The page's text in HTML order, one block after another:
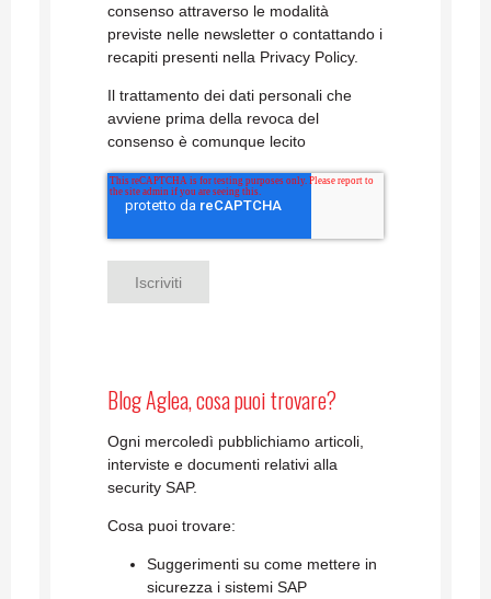
consenso attraverso le modalità
previste nelle newsletter o contattando i
recapiti presenti nella Privacy Policy.
Il trattamento dei dati personali che
avviene prima della revoca del
consenso è comunque lecito
Blog Aglea, cosa puoi trovare?
Ogni mercoledì pubblichiamo articoli,
interviste e documenti relativi alla
security SAP.
Cosa puoi trovare:
Suggerimenti su come mettere in
sicurezza i sistemi SAP